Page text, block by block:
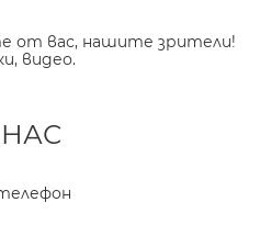
от вас, нашите зрители!
видео.